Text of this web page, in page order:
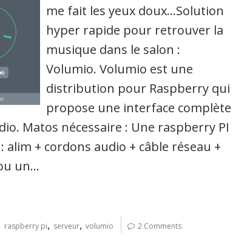
me fait les yeux doux…Solution
hyper rapide pour retrouver la
musique dans le salon :
Volumio. Volumio est une
distribution pour Raspberry qui
propose une interface complète
Matos nécessaire : Une raspberry PI
+ cordons audio + câble réseau +
un…
raspberry pi, serveur, volumio 2 Comments